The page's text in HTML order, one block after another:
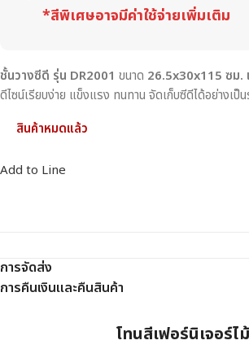
*สีพิเศษอาจมีค่าใช้จ่ายเพิ่มเติม
ชั้นวางซีดี รุ่น DR2001 ขนาด 26.5x30x115 ซม.
ดีไซน์เรียบง่าย แข็งแรง ทนทาน จัดเก็บซีดีได้อย่างเป็น
สินค้าหมดแล้ว
Add to Line
การจัดส่ง
การคืนเงินและคืนสินค้า
โทนสีเฟอร์นิเจอร์ไม้